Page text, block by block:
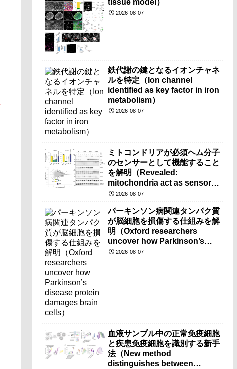
tissue model）
2026-08-07
鉄代謝の鍵となるイオンチャネ
ルを特定（Ion channel
identified as key factor in iron
metabolism）
2026-08-07
ミトコンドリアが必須ヘム分子
のセンサーとして機能すること
を解明（Revealed:
mitochondria act as sensors
for essential iron molecule）
2026-08-07
パーキンソン病関連タンパク質
が脳細胞を損傷する仕組みを解
明（Oxford researchers
uncover how Parkinson’s
disease protein damages
2026-08-07
血液サンプル中の正常免疫細胞
と疾患免疫細胞を識別する新手
法（New method
distinguishes between